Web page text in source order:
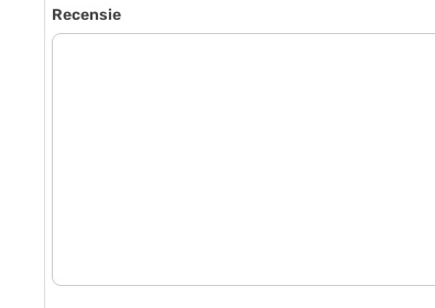
Recensie